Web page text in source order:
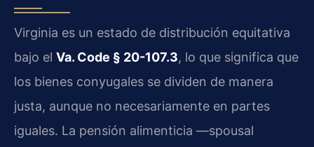
Virginia es un estado de distribución equitativa
bajo el Va. Code § 20-107.3, lo que significa que
los bienes conyugales se dividen de manera
justa, aunque no necesariamente en partes
iguales. La pensión alimenticia —spousal